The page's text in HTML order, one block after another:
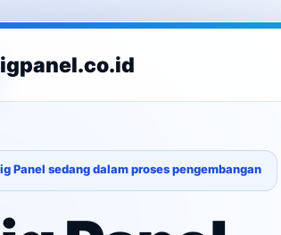
Panel sedang dalam proses pengembangan